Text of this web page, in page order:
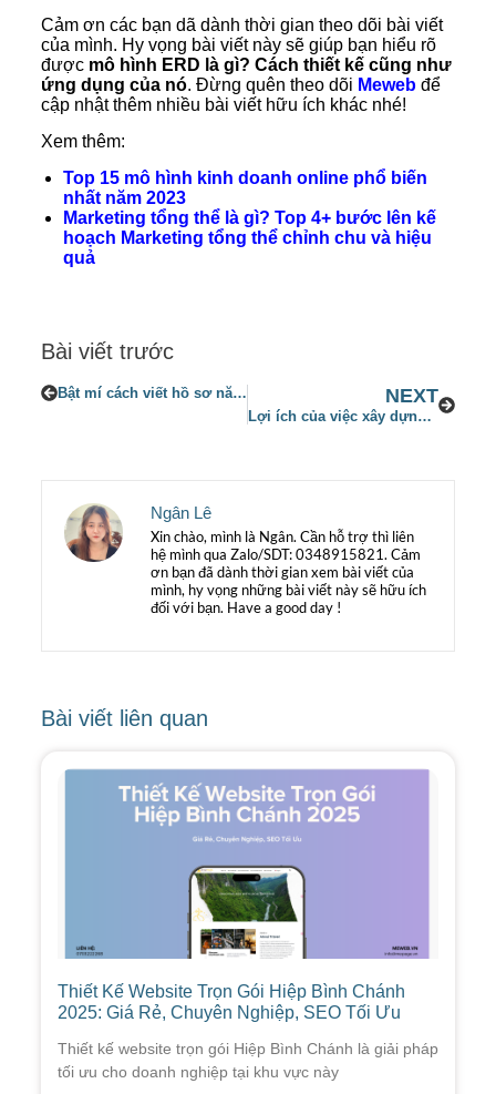
Cảm ơn các bạn dã dành thời gian theo dõi bài viết
của mình. Hy vọng bài viết này sẽ giúp bạn hiểu rõ
được mô hình ERD là gì? Cách thiết kế cũng như
ứng dụng của nó. Đừng quên theo dõi Meweb để
cập nhật thêm nhiều bài viết hữu ích khác nhé!
Xem thêm:
Top 15 mô hình kinh doanh online phổ biến
nhất năm 2023
Marketing tổng thể là gì? Top 4+ bước lên kế
hoạch Marketing tổng thể chỉnh chu và hiệu
quả
Bài viết trước
Bật mí cách viết hồ sơ năng lực cá nhân thu hút nhà tuyển dụng chi tiết từ A-Z năm 2023 NEXT
Lợi ích của việc xây dựng thương hiệu cá nhân – Top 7+ bước xây dựng hiệu quả nhất 2023
Ngân Lê
Xin chào, mình là Ngân. Cần hỗ trợ thì liên
hệ mình qua Zalo/SDT: 0348915821. Cảm
ơn bạn đã dành thời gian xem bài viết của
mình, hy vọng những bài viết này sẽ hữu ích
đối với bạn. Have a good day !
Bài viết liên quan
Thiết Kế Website Trọn Gói Hiệp Bình Chánh
2025: Giá Rẻ, Chuyên Nghiệp, SEO Tối Ưu
Thiết kế website trọn gói Hiệp Bình Chánh là giải pháp
tối ưu cho doanh nghiệp tại khu vực này